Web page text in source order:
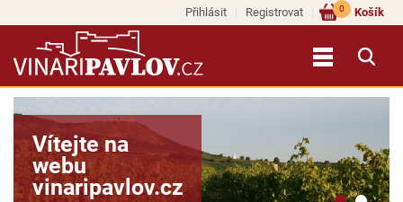
Přihlásit Registrovat Košík
0
Vína našich
vinařů si
objednejte na
e-shopu >>